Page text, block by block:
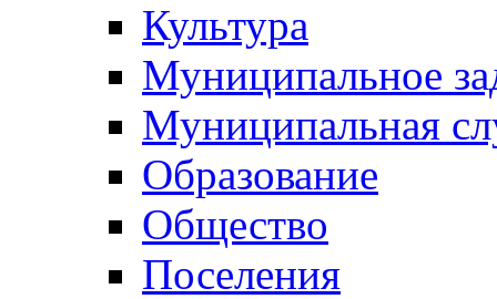
Культура
Муниципальное
Муниципальная
Образование
Общество
Поселения